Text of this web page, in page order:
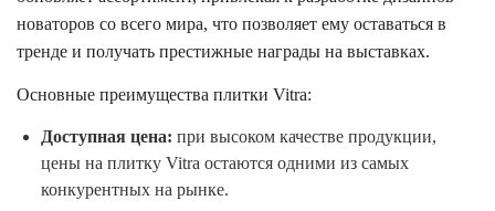
новаторов со всего мира, что позволяет ему оставаться в
тренде и получать престижные награды на выставках.
Основные преимущества плитки Vitra:
Доступная цена: при высоком качестве продукции,
цены на плитку Vitra остаются одними из самых
конкурентных на рынке.